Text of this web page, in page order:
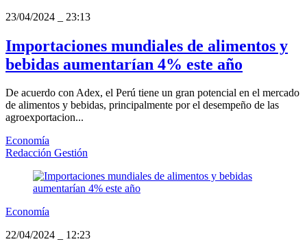
23/04/2024
23:13
Importaciones mundiales de alimentos y
bebidas aumentarían 4% este año
De acuerdo con Adex, el Perú tiene un gran potencial en el mercado
de alimentos y bebidas, principalmente por el desempeño de las
agroexportacion...
Economía
Redacción Gestión
Economía
22/04/2024
12:23